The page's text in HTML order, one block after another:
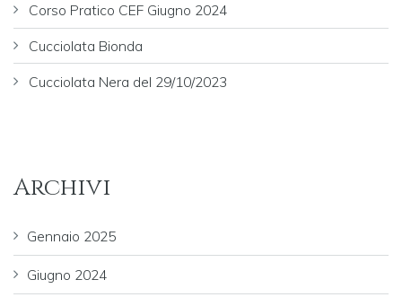
Corso Pratico CEF Giugno 2024
Cucciolata Bionda
Cucciolata Nera del 29/10/2023
Archivi
Gennaio 2025
Giugno 2024